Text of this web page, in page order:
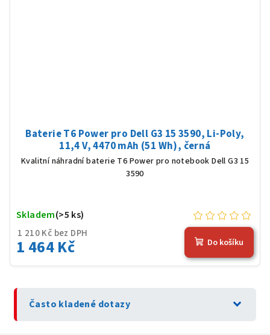
Baterie T6 Power pro Dell G3 15 3590, Li-Poly,
11,4 V, 4470 mAh (51 Wh), černá
Kvalitní náhradní baterie T6 Power pro notebook Dell G3 15
3590
1 210 Kč bez DPH
1 464 Kč
Skladem(>5 ks)
Do košíku
Často kladené dotazy expand_more